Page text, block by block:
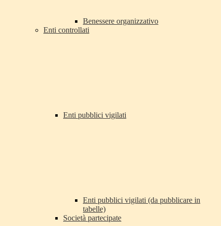
Benessere organizzativo
Enti controllati
Enti pubblici vigilati
Enti pubblici vigilati (da pubblicare in
tabelle)
Società partecipate